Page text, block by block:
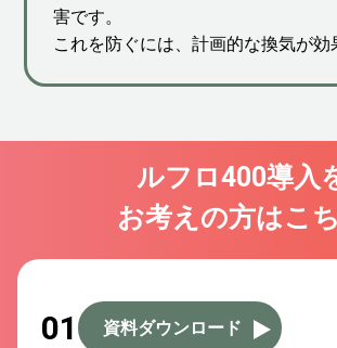
害です。
これを防ぐには、計画的な換気が効
ルフロ400導入
お考えの方はこ
01 資料ダウンロード